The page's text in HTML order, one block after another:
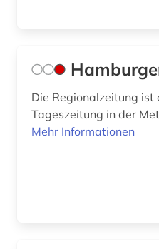
Die Regionalzeitung ist
Tageszeitung in der
Mehr Informationen